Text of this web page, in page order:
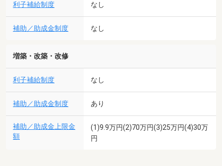
利子補給制度 なし
補助／助成金制度 なし
増築・改築・改修
利子補給制度 なし
補助／助成金制度 あり
補助／助成金上限金
額
(1)9.9万円(2)70万円(3)25万円(4)30万
円